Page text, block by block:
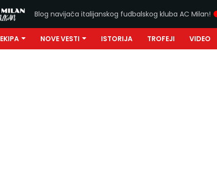
Blog navijača italijanskog fudbalskog kluba AC Milan!
EKIPA NOVE VESTI ISTORIJA TROFEJI VIDEO